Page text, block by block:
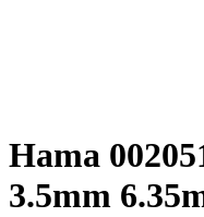
Hama
3.5mm